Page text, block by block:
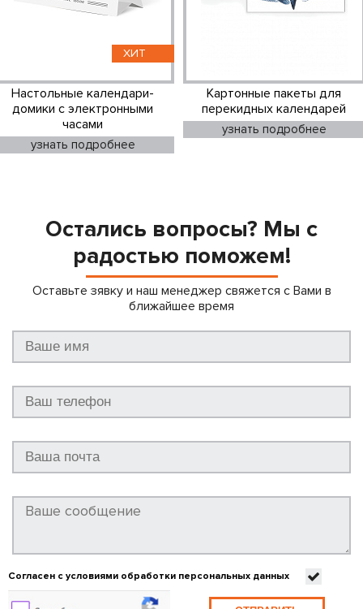
ХИТ
Настольные календари-
домики с электронными
часами
узнать подробнее
Картонные пакеты для
перекидных календарей
узнать подробнее
Остались вопросы? Мы с
радостью поможем!
Оставьте зявку и наш менеджер свяжется с Вами в
ближайшее время
Согласен с условиями обработки персональных данных